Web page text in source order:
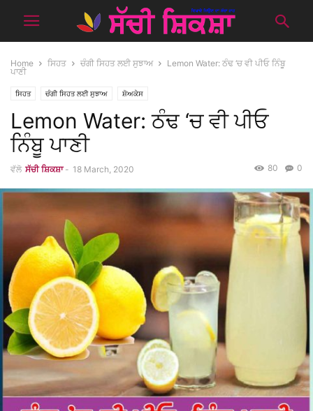
Home ਸਿਹਤ ਚੰਗੀ ਸਿਹਤ ਲਈ ਸੁਝਾਅ
Lemon Water: ਠੰਢ ‘ਚ ਵੀ ਪੀਓ ਨਿੰਬੂ
ਪਾਣੀ
ਸਿਹਤ ਚੰਗੀ ਸਿਹਤ ਲਈ ਸੁਝਾਅ ਸ਼ੋਅਕੇਸ
Lemon Water: ਠੰਢ ‘ਚ ਵੀ ਪੀਓ
ਨਿੰਬੂ ਪਾਣੀ
ਵੱਲੋ ਸੱਚੀ ਸ਼ਿਕਸ਼ਾ - 18 March, 2020 0
80